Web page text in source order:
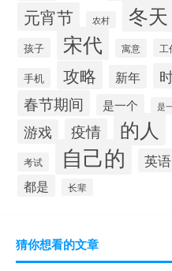
元宵节 农村 冬天
孩子 宋代 寓意 工
手机 攻略 新年
春节期间 是一个 是
游戏 疫情 的人
考试
自己的 英语
都是 长辈
猜你想看的文章